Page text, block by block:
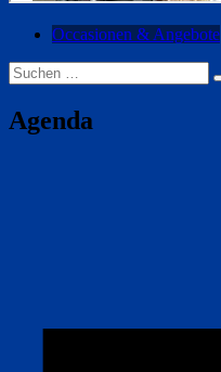
Occasionen & Angebote
Suche
nach:
Agenda